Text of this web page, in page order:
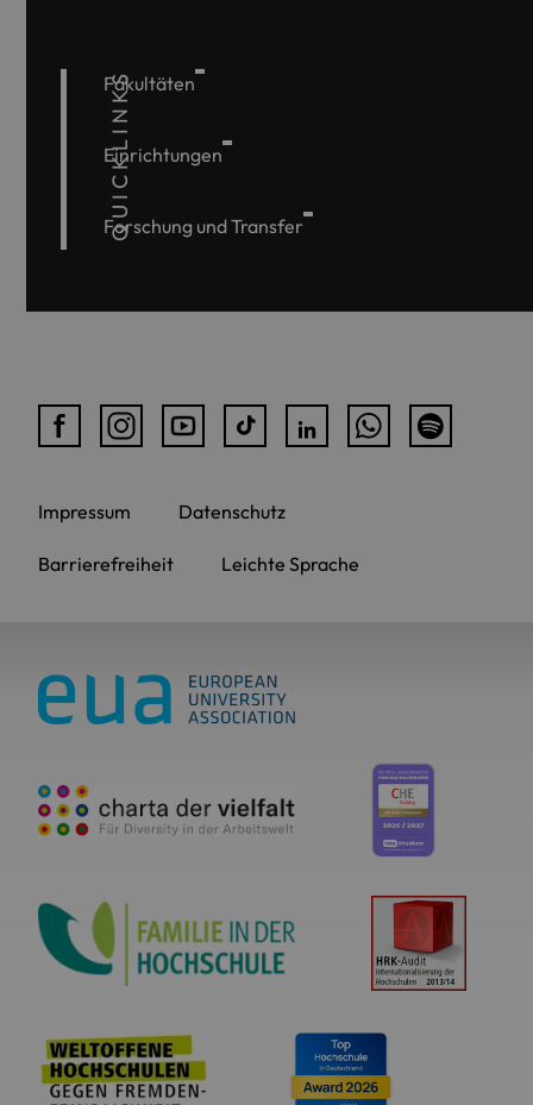
QUICKLINKS
Fakultäten
Einrichtungen
Forschung und Transfer
Impressum Datenschutz
Barrierefreiheit Leichte Sprache